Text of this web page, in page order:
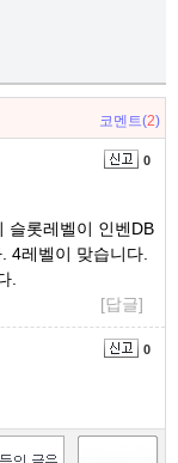
코멘트(2)
0
슬롯레벨이 인벤DB
4레벨이 맞습니다.
.
[답글]
0